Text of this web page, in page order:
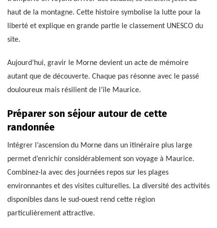
haut de la montagne. Cette histoire symbolise la lutte pour la
liberté et explique en grande partie le classement UNESCO du
site.
Aujourd’hui, gravir le Morne devient un acte de mémoire
autant que de découverte. Chaque pas résonne avec le passé
douloureux mais résilient de l’île Maurice.
Préparer son séjour autour de cette
randonnée
Intégrer l’ascension du Morne dans un itinéraire plus large
permet d’enrichir considérablement son voyage à Maurice.
Combinez-la avec des journées repos sur les plages
environnantes et des visites culturelles. La diversité des activités
disponibles dans le sud-ouest rend cette région
particulièrement attractive.